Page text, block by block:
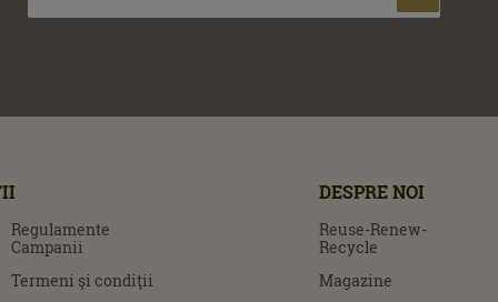
Regulamente
Campanii
Termeni şi condiţii
DESPRE NOI
Reuse-Renew-
Recycle
Magazine